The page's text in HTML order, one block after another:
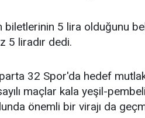
biletlerinin 5 lira olduğunu
5 liradır dedi.
32 Spor'da hedef
maçlar kala yeşil-
önemli bir virajı da